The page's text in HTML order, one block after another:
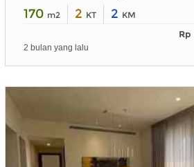
170 m2 2 KT 2 KM
Rp
2 bulan yang lalu